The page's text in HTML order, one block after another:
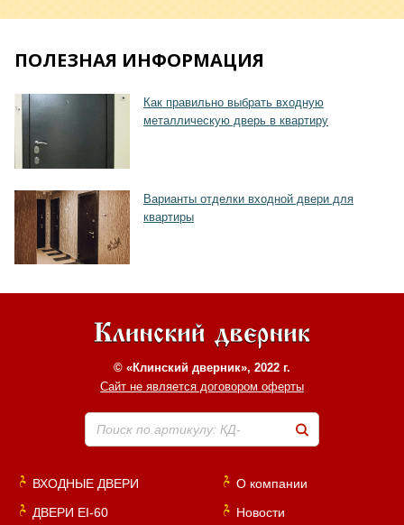
ПОЛЕЗНАЯ ИНФОРМАЦИЯ
Как правильно выбрать входную
металлическую дверь в квартиру
Варианты отделки входной двери для
квартиры
© «Клинский дверник», 2022 г.
Сайт не является договором оферты
Поиск по артикулу: КД-
ВХОДНЫЕ ДВЕРИ
ДВЕРИ EI-60
О компании
Новости